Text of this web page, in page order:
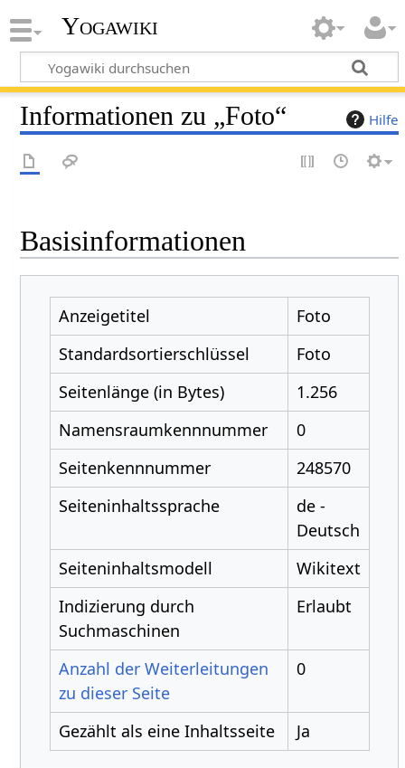
Yogawiki
Hilfe
Informationen zu „Foto“
Basisinformationen
Anzeigetitel
Foto
Standardsortierschlüssel
Foto
Seitenlänge (in Bytes)
1.256
Namensraumkennnummer
0
Seitenkennnummer
248570
Seiteninhaltssprache
de -
Deutsch
Seiteninhaltsmodell
Wikitext
Indizierung durch
Suchmaschinen
Erlaubt
Anzahl der Weiterleitungen
zu dieser Seite
0
Gezählt als eine Inhaltsseite Ja